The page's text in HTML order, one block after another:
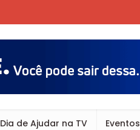
Dia de Ajudar na TV Eventos